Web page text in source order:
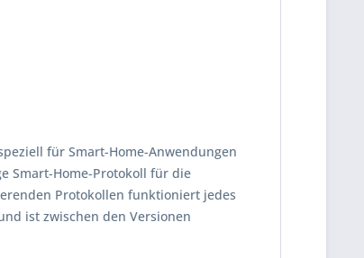
für Smart-Home-Anwendungen
Smart-Home-Protokoll für die
Protokollen funktioniert jedes
ist zwischen den Versionen